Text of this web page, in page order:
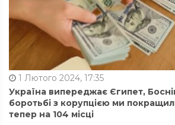
1 Лютого 2024, 17:35
Україна випереджає Єгипет,
боротьбі з корупцією ми
тепер на 104 місці